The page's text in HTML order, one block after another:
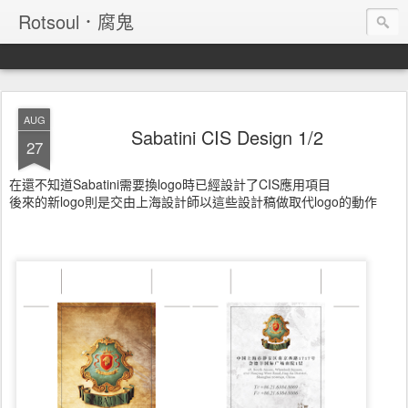
Rotsoul．腐鬼
AUG
27 Sabatini CIS Design 1/2
在還不知道Sabatini需要換logo時已經設計了CIS應用項目
後來的新logo則是交由上海設計師以這些設計稿做取代logo的動作